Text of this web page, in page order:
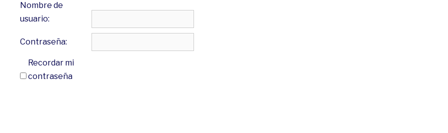
Nombre de
usuario:
Contraseña:
Recordar mi
contraseña